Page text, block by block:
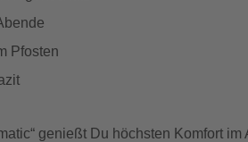
Pfosten
genießt Du höchsten Komfort